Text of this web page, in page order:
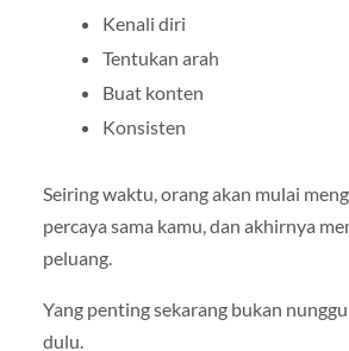
Kenali diri
Tentukan arah
Buat konten
Konsisten
Seiring waktu, orang akan mulai
percaya sama kamu, dan akhirnya
peluang.
Yang penting sekarang bukan
dulu.